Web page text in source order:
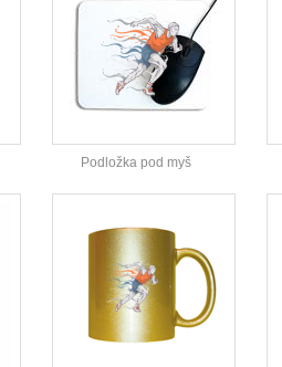
Podložka pod myš